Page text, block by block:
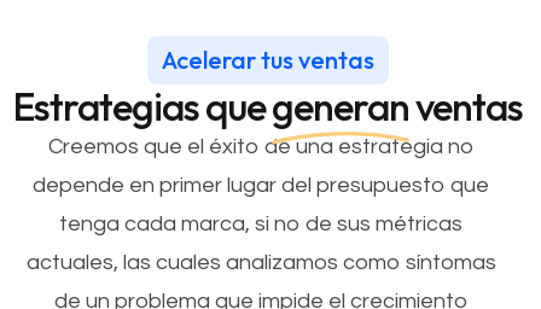
Acelerar tus ventas
Estrategias quegeneranventas
Creemos que el éxito de una estrategia no
depende en primer lugar del presupuesto que
tenga cada marca, si no de sus métricas
actuales, las cuales analizamos como síntomas
de un problema que impide el crecimiento